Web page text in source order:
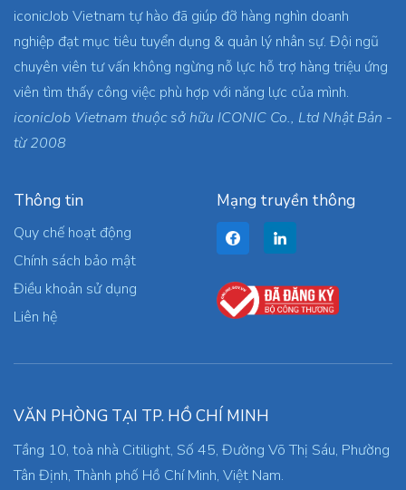
iconicJob Vietnam tự hào đã giúp đỡ hàng nghìn doanh
nghiệp đạt mục tiêu tuyển dụng & quản lý nhân sự. Đội ngũ
chuyên viên tư vấn không ngừng nỗ lực hỗ trợ hàng triệu ứng
viên tìm thấy công việc phù hợp với năng lực của mình.
iconicJob Vietnam thuộc sở hữu ICONIC Co., Ltd Nhật Bản -
từ 2008
Thông tin
Quy chế hoạt động
Chính sách bảo mật
Điều khoản sử dụng
Liên hệ
Mạng truyền thông
VĂN PHÒNG TẠI TP. HỒ CHÍ MINH
Tầng 10, toà nhà Citilight, Số 45, Đường Võ Thị Sáu, Phường
Tân Định, Thành phố Hồ Chí Minh, Việt Nam.